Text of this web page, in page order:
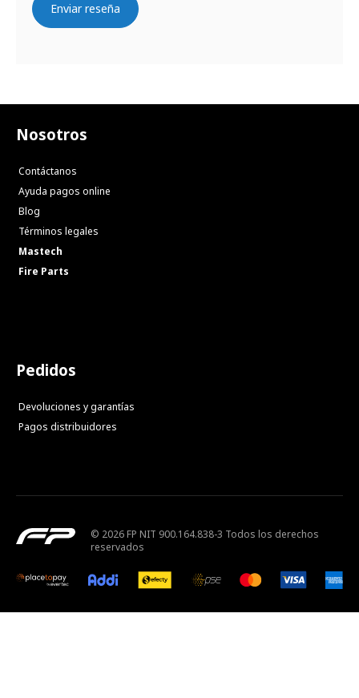
Enviar reseña
Nosotros
Contáctanos
Ayuda pagos online
Blog
Términos legales
Mastech
Fire Parts
Pedidos
Devoluciones y garantías
Pagos distribuidores
© 2026 FP NIT 900.164.838-3 Todos los derechos
reservados